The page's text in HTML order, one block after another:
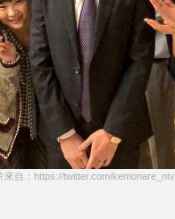
來自：https://twitter.com/kemonare_ntv